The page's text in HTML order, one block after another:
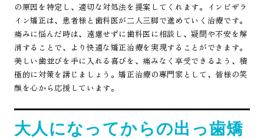
の原因を特定し、適切な対処法を提案してくれます。インビザラ
イン矯正は、患者様と歯科医が二人三脚で進めていく治療です。
痛みに悩んだ時は、遠慮せずに歯科医に相談し、疑問や不安を解
消することで、より快適な矯正治療を実現することができます。
美しい歯並びを手に入れる喜びを、痛みなく享受できるよう、積
極的に対策を講じましょう。矯正治療の専門家として、皆様の笑
顔を心から応援しています。
大人になってからの出っ歯矯